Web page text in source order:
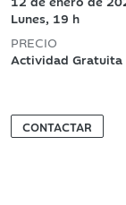
Lunes, 19 h
PRECIO
Actividad Gratuita
CONTACTAR